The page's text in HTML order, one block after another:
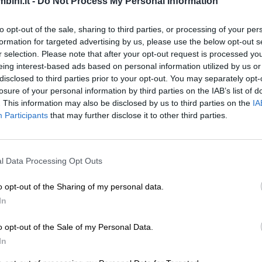
opt-out of the sale, sharing to third parties, or processing of your
for targeted advertising by us, please use the below opt-out
selection. Please note that after your opt-out request is processed
interest-based ads based on personal information utilized by us
to third parties prior to your opt-out. You may separately
of your personal information by third parties on the IAB’s list of
This information may also be disclosed by us to third parties on the
Participants that may further disclose it to other third parties.
Data Processing Opt Outs
opt-out of the Sharing of my personal data.
opt-out of the Sale of my Personal Data.
la rabbia è quella di sviare il pensiero
tante strade diverse:
ma ci sono davvero tanti modi diversi per
è crederci e riuscire a coinvolgerlo.
distrarre il bambino: pensa ad un momento
qualcosa e tu non puoi o non vuoi prenderlo. La